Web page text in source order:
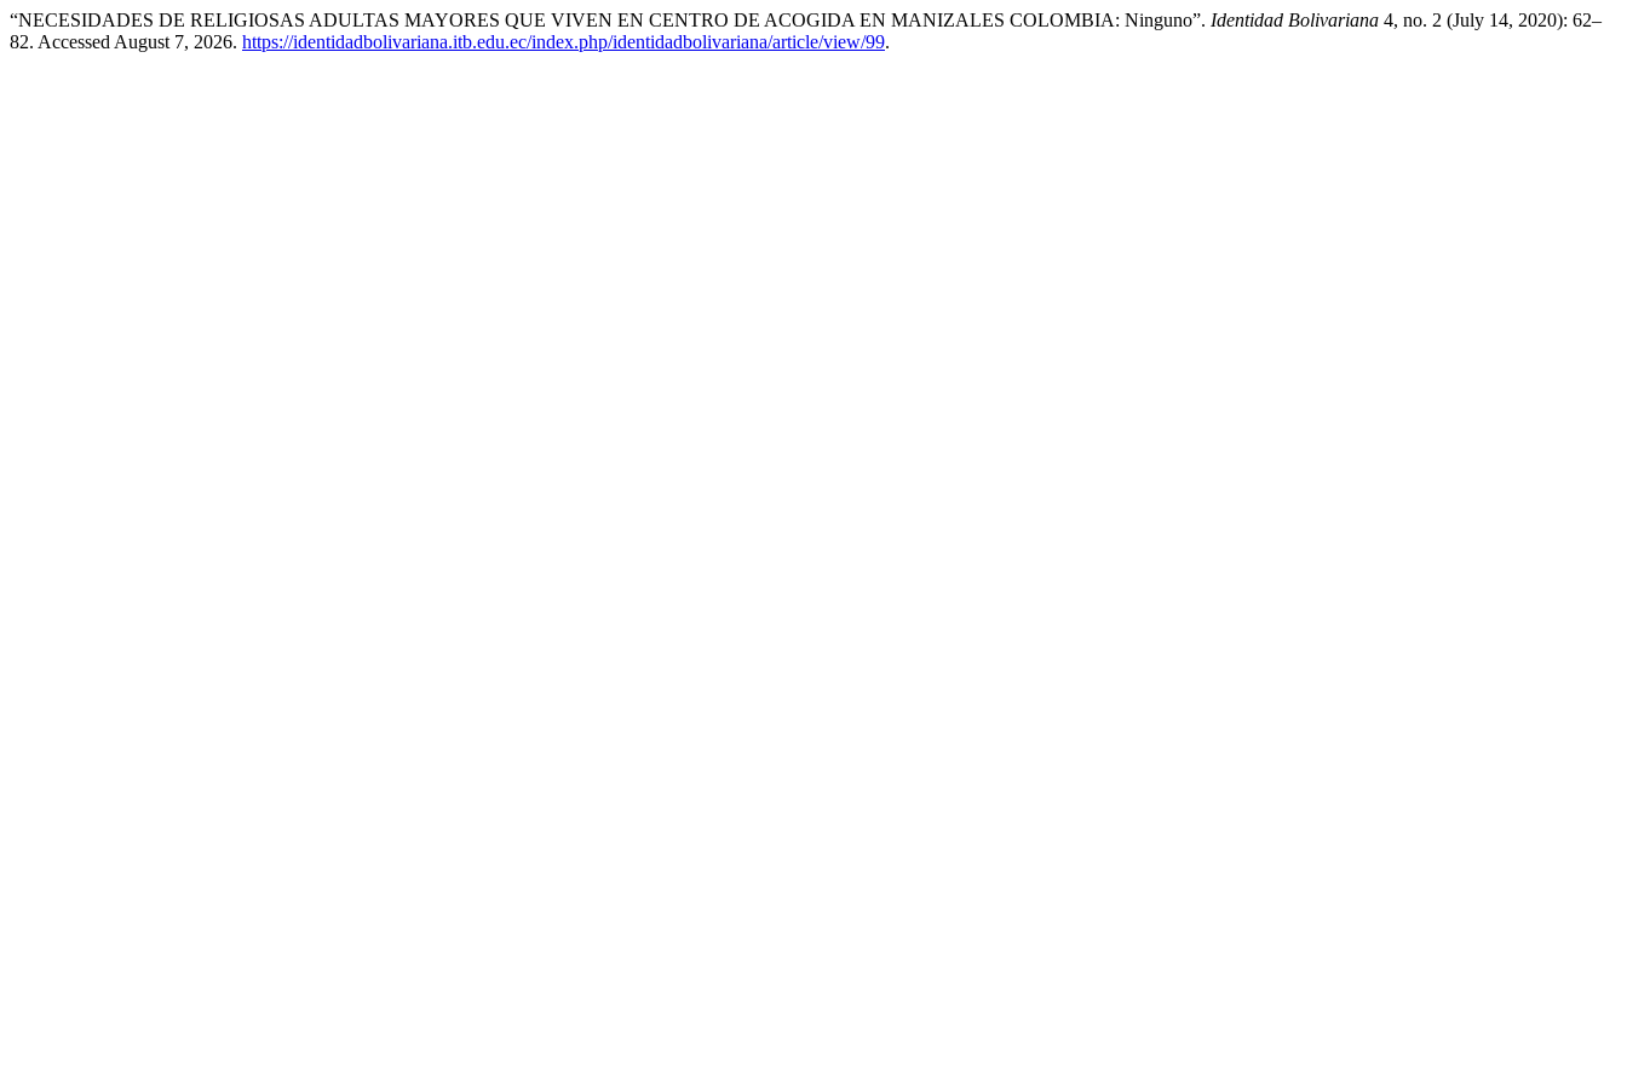
“NECESIDADES DE RELIGIOSAS ADULTAS MAYORES QUE VIVEN EN CENTRO DE ACOGIDA EN MANIZALES COLOMBIA: Ninguno”. Identidad Bolivariana 4, no. 2 (July 14, 2020): 62–
82. Accessed August 7, 2026. https://identidadbolivariana.itb.edu.ec/index.php/identidadbolivariana/article/view/99.